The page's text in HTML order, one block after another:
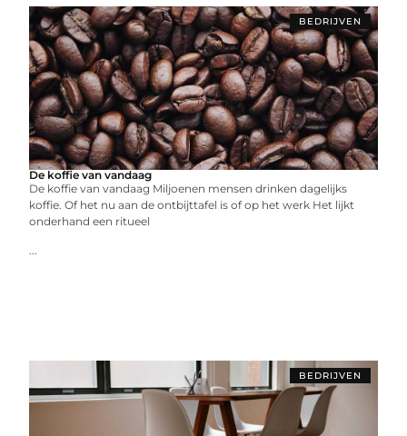
BEDRIJVEN
De koffie van vandaag
De koffie van vandaag Miljoenen mensen drinken dagelijks
koffie. Of het nu aan de ontbijttafel is of op het werk Het lijkt
onderhand een ritueel
...
BEDRIJVEN